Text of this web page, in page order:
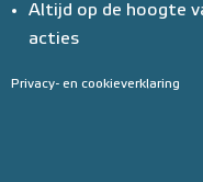
Altijd op de hoogte
acties
Privacy- en cookieverklaring